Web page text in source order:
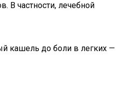
В частности, лечебной
кашель до боли в легких —